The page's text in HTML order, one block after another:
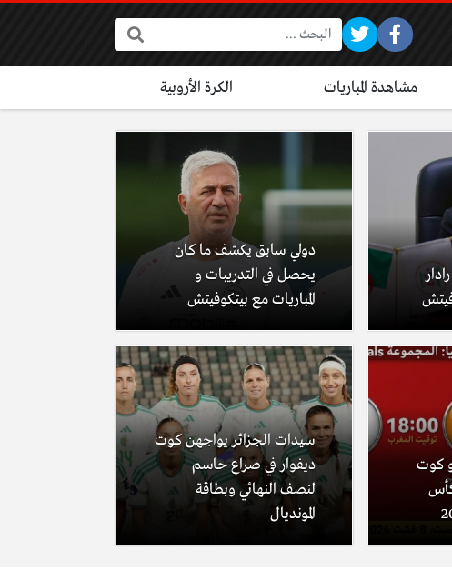
البحث:
مشاهدة المباريات الكرة الأروبية
دولي سابق يكشف ما كان
يحصل في التدريبات و
المباريات مع بيتكوفيتش
و كوت
كأس
سيدات الجزائر يواجهن كوت
ديفوار في صراع حاسم
لنصف النهائي وبطاقة
المونديال